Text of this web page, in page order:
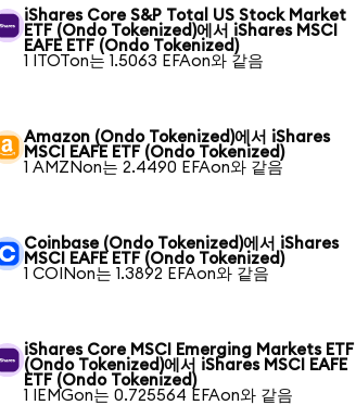
iShares Core S&P Total US Stock Market
ETF (Ondo Tokenized)에서 iShares MSCI
EAFE ETF (Ondo Tokenized)
1 ITOTon는 1.5063 EFAon와 같음
Amazon (Ondo Tokenized)에서 iShares
MSCI EAFE ETF (Ondo Tokenized)
1 AMZNon는 2.4490 EFAon와 같음
Coinbase (Ondo Tokenized)에서 iShares
MSCI EAFE ETF (Ondo Tokenized)
1 COINon는 1.3892 EFAon와 같음
iShares Core MSCI Emerging Markets ETF
(Ondo Tokenized)에서 iShares MSCI EAFE
ETF (Ondo Tokenized)
1 IEMGon는 0.725564 EFAon와 같음